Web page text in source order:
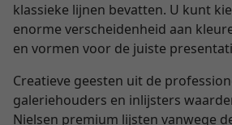
klassieke lijnen bevatten. U kunt
enorme verscheidenheid aan
en vormen voor de juiste
Creatieve geesten uit de
galeriehouders en inlijsters
Nielsen premium lijsten vanwege